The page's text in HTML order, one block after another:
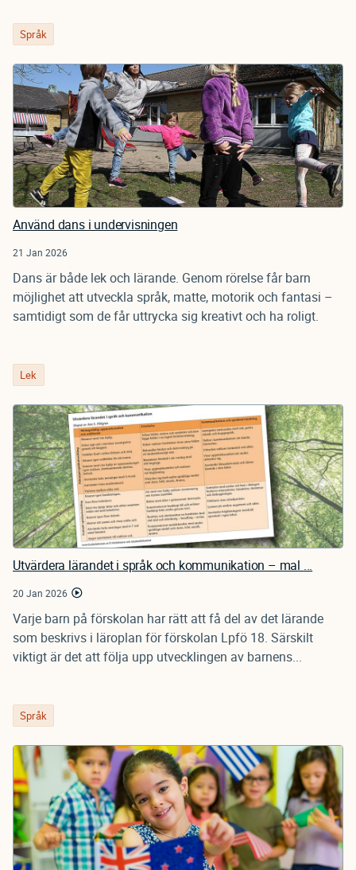
Språk
Använd dans i undervisningen
21 Jan 2026
Dans är både lek och lärande. Genom rörelse får barn
möjlighet att utveckla språk, matte, motorik och fantasi –
samtidigt som de får uttrycka sig kreativt och ha roligt.
Lek
Utvärdera lärandet i språk och kommunikation – mal ...
20 Jan 2026
Varje barn på förskolan har rätt att få del av det lärande
som beskrivs i läroplan för förskolan Lpfö 18. Särskilt
viktigt är det att följa upp utvecklingen av barnens...
Språk